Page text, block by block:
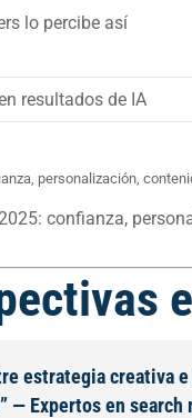
lo percibe así
resultados de IA
personalización,
confianza,
estrategia creativa
Expertos en search